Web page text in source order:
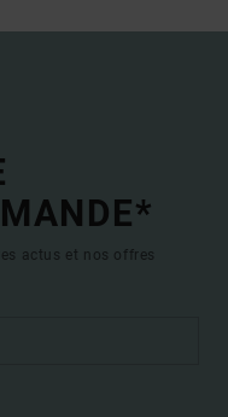
actus et nos offres